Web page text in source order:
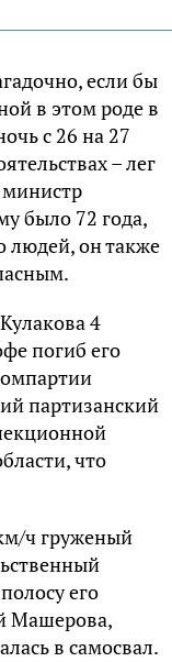
если бы
в этом роде в
с 26 на 27
– лег
министр
было 72 года,
людей, он также
4
погиб его
партизанский
что
ч груженый
его
Машерова,
в самосвал.